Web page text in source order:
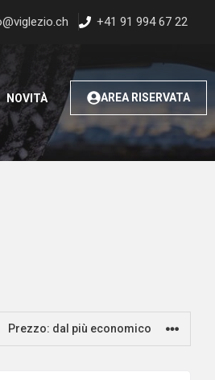
+41 91 994 67 22
NOVITÀ AREA RISERVATA